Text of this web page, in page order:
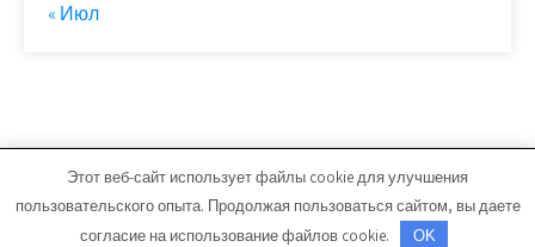
« Июл
novaya-moskwa.ru - Работает на WordPress
Тема от Grace Themes
Этот веб-сайт использует файлы cookie для улучшения
пользовательского опыта. Продолжая пользоваться сайтом, вы даете
согласие на использование файлов cookie.
OK